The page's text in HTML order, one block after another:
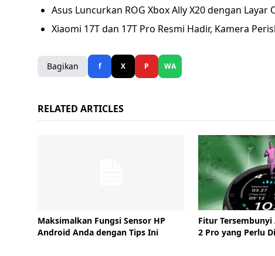
Asus Luncurkan ROG Xbox Ally X20 dengan Layar
Xiaomi 17T dan 17T Pro Resmi Hadir, Kamera
Bagikan f X P WA
RELATED ARTICLES
Maksimalkan Fungsi Sensor HP
Android Anda dengan Tips Ini
Fitur
2 Pro yang Perlu